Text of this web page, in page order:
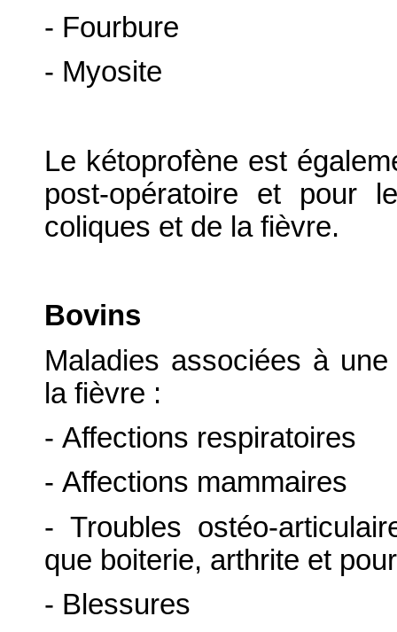
- Fourbure
- Myosite
Le kétoprofène est
post-opératoire et pour
coliques et de la fièvre.
Bovins
Maladies associées à
la fièvre :
- Affections respiratoires
- Affections mammaires
- Troubles ostéo-
que boiterie, arthrite et
- Blessures